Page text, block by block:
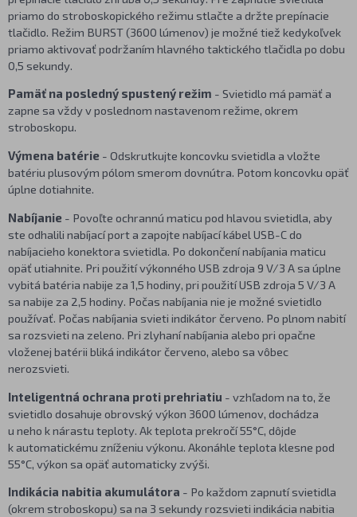
priamo do stroboskopického režimu stlačte a držte prepínacie
tlačidlo. Režim BURST (3600 lúmenov) je možné tiež kedykoľvek
priamo aktivovať podržaním hlavného taktického tlačidla po dobu
0,5 sekundy.
Pamäť na posledný spustený režim - Svietidlo má pamäť a
zapne sa vždy v poslednom nastavenom režime, okrem
stroboskopu.
Výmena batérie - Odskrutkujte koncovku svietidla a vložte
batériu plusovým pólom smerom dovnútra. Potom koncovku opäť
úplne dotiahnite.
Nabíjanie - Povoľte ochrannú maticu pod hlavou svietidla, aby
ste odhalili nabíjací port a zapojte nabíjací kábel USB-C do
nabíjacieho konektora svietidla. Po dokončení nabíjania maticu
opäť utiahnite. Pri použití výkonného USB zdroja 9 V/3 A sa úplne
vybitá batéria nabije za 1,5 hodiny, pri použití USB zdroja 5 V/3 A
sa nabije za 2,5 hodiny. Počas nabíjania nie je možné svietidlo
používať. Počas nabíjania svieti indikátor červeno. Po plnom nabití
sa rozsvieti na zeleno. Pri zlyhaní nabíjania alebo pri opačne
vloženej batérii bliká indikátor červeno, alebo sa vôbec
nerozsvieti.
Inteligentná ochrana proti prehriatiu - vzhľadom na to, že
svietidlo dosahuje obrovský výkon 3600 lúmenov, dochádza
u neho k nárastu teploty. Ak teplota prekročí 55°C, dôjde
k automatickému zníženiu výkonu. Akonáhle teplota klesne pod
55°C, výkon sa opäť automaticky zvýši.
Indikácia nabitia akumulátora - Po každom zapnutí svietidla
(okrem stroboskopu) sa na 3 sekundy rozsvieti indikácia nabitia